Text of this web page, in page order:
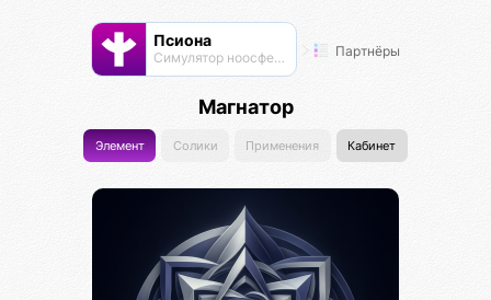
Псиона
Cимулятор ноосферы Партнёры
Магнатор
Элемент Солики Применения Кабинет